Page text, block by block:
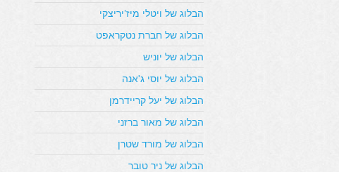
הבלוג של ויטלי מיז’יריצקי
הבלוג של חברת נטקראפט
הבלוג של יוניש
הבלוג של יוסי ג'אנה
הבלוג של יעל קריידרמן
הבלוג של מאור ברזני
הבלוג של מורד שטרן
הבלוג של ניר טובר